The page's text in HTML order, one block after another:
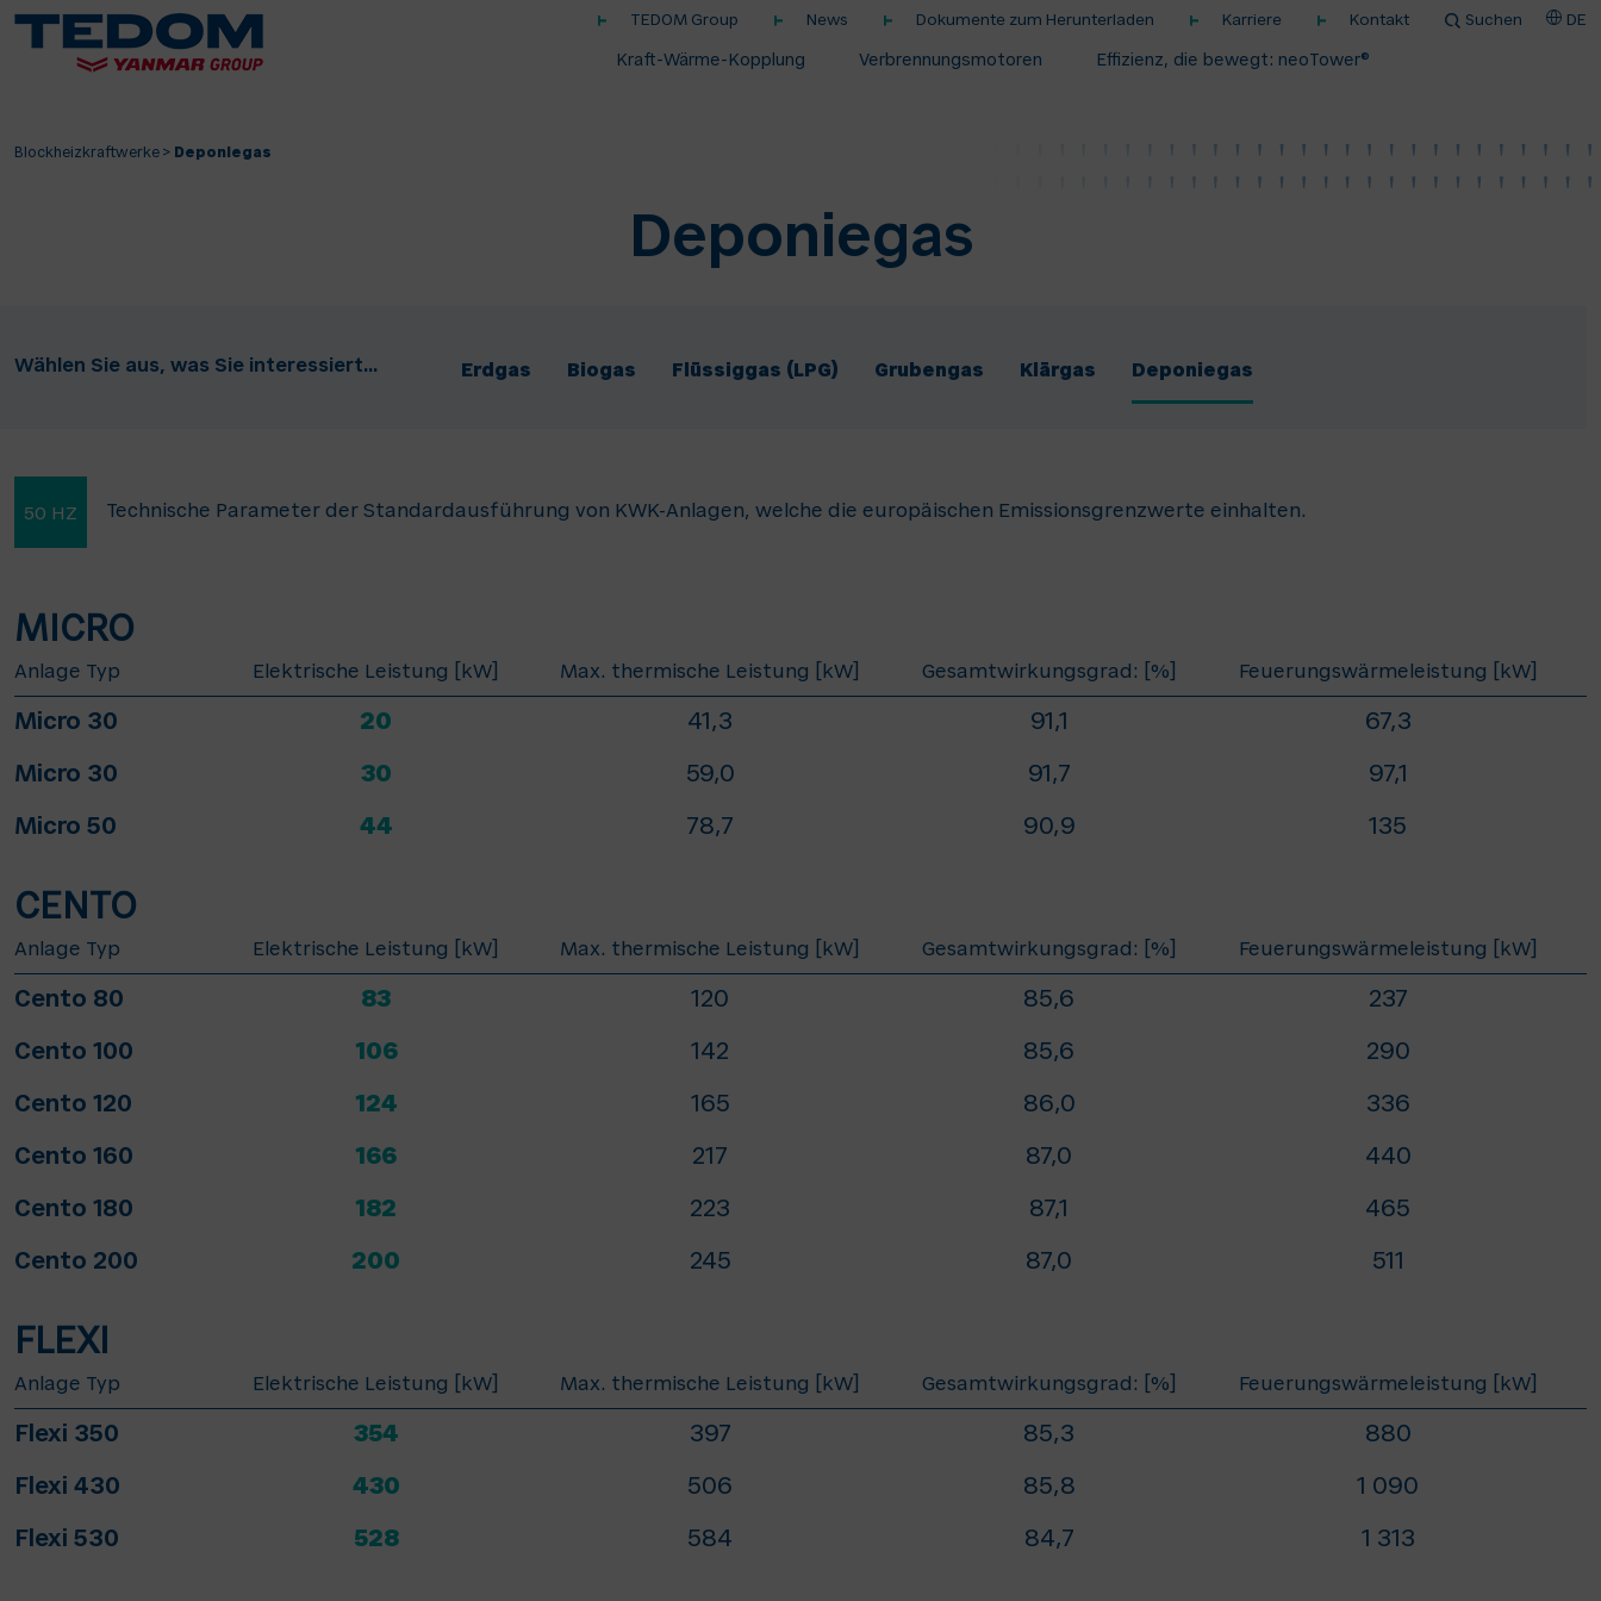
TEDOM Group News Dokumente zum Herunterladen Karriere Kontakt Suchen DE
Kraft-Wärme-Kopplung Verbrennungsmotoren Effizienz, die bewegt: neoTower®
Blockheizkraftwerke > Deponiegas
Deponiegas
Wählen Sie aus, was Sie interessiert... Erdgas Biogas Flüssiggas (LPG) Grubengas Klärgas Deponiegas
50 HZ Technische Parameter der Standardausführung von KWK-Anlagen, welche die europäischen Emissionsgrenzwerte einhalten.
MICRO
Anlage Typ Elektrische Leistung [kW] Max. thermische Leistung [kW] Gesamtwirkungsgrad: [%] Feuerungswärmeleistung [kW]
Micro 30 20 41,3 91,1 67,3
Micro 30 30 59,0 91,7 97,1
Micro 50 44 78,7 90,9 135
CENTO
Anlage Typ Elektrische Leistung [kW] Max. thermische Leistung [kW] Gesamtwirkungsgrad: [%] Feuerungswärmeleistung [kW]
Cento 80 83 120 85,6 237
Cento 100 106 142 85,6 290
Cento 120 124 165 86,0 336
Cento 160 166 217 87,0 440
Cento 180 182 223 87,1 465
Cento 200 200 245 87,0 511
FLEXI
Anlage Typ Elektrische Leistung [kW] Max. thermische Leistung [kW] Gesamtwirkungsgrad: [%] Feuerungswärmeleistung [kW]
Flexi 350 354 397 85,3 880
Flexi 430 430 506 85,8 1 090
Flexi 530 528 584 84,7 1 313